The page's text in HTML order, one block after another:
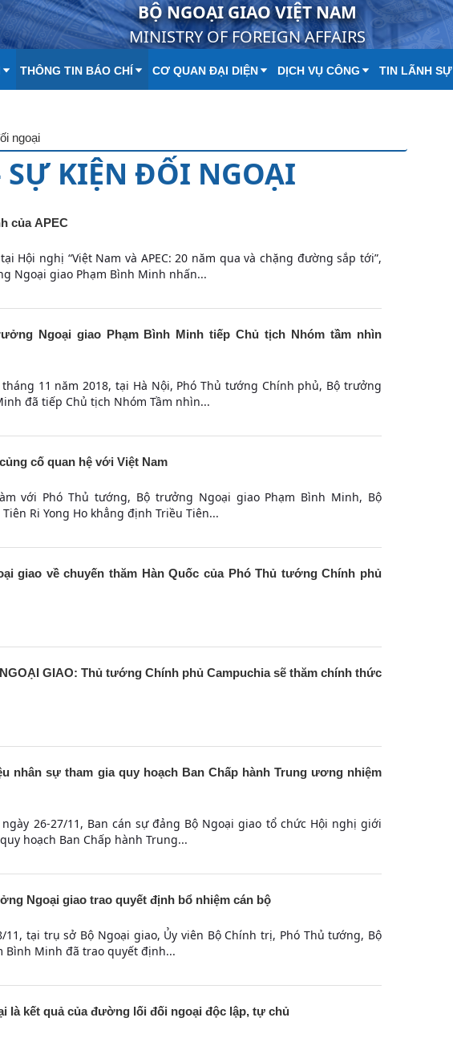
BỘ NGOẠI GIAO VIỆT NAM
MINISTRY OF FOREIGN AFFAIRS
THÔNG TIN BÁO CHÍ CƠ QUAN ĐẠI DIỆN DỊCH VỤ CÔNG TIN LÃNH SỰ
ngoại
SỰ KIỆN ĐỐI NGOẠI
của APEC
Hội nghị “Việt Nam và APEC: 20 năm qua và chặng đường sắp tới”,
Ngoại giao Phạm Bình Minh nhấn...
Ngoại giao Phạm Bình Minh tiếp Chủ tịch Nhóm tầm nhìn
tháng 11 năm 2018, tại Hà Nội, Phó Thủ tướng Chính phủ, Bộ trưởng
đã tiếp Chủ tịch Nhóm Tầm nhìn...
cố quan hệ với Việt Nam
với Phó Thủ tướng, Bộ trưởng Ngoại giao Phạm Bình Minh, Bộ
Ri Yong Ho khẳng định Triều Tiên...
giao về chuyến thăm Hàn Quốc của Phó Thủ tướng Chính phủ
GIAO: Thủ tướng Chính phủ Campuchia sẽ thăm chính thức
nhân sự tham gia quy hoạch Ban Chấp hành Trung ương nhiệm
ngày 26-27/11, Ban cán sự đảng Bộ Ngoại giao tổ chức Hội nghị giới
hoạch Ban Chấp hành Trung...
Ngoại giao trao quyết định bổ nhiệm cán bộ
11, tại trụ sở Bộ Ngoại giao, Ủy viên Bộ Chính trị, Phó Thủ tướng, Bộ
Bình Minh đã trao quyết định...
là kết quả của đường lối đối ngoại độc lập, tự chủ